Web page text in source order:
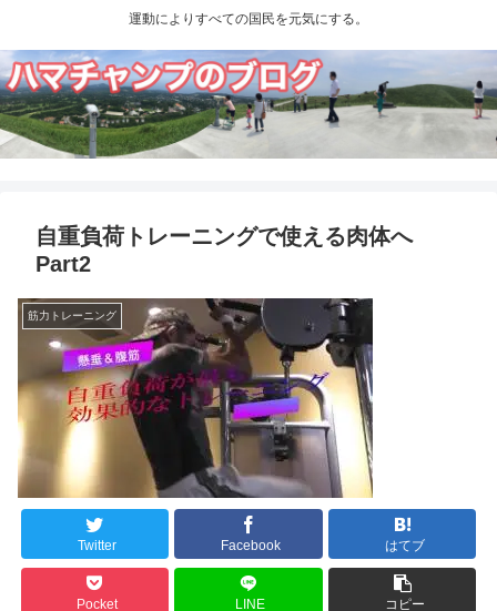
運動によりすべての国民を元気にする。
自重負荷トレーニングで使える肉体へ
Part2
筋力トレーニング
Twitter Facebook はてブ
Pocket LINE コピー